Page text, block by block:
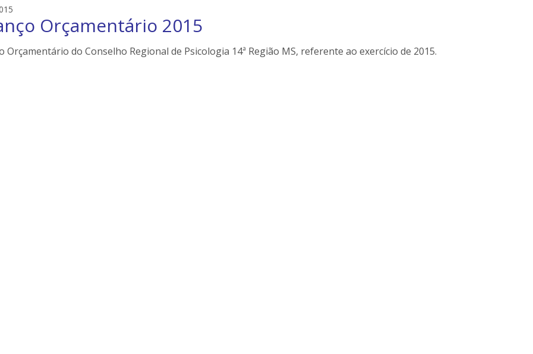
e
d
s
o
Orçamentário 2015
Orçamentário do Conselho Regional de Psicologia 14ª Região MS, referente ao exercício de 2015.